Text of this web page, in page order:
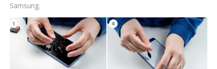
Samsung.